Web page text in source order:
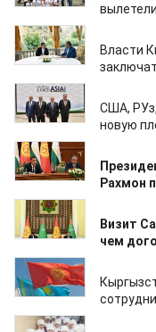
23.07.2021
Власти
16.07.2021
США,
новую
29.06.2021
Рахмон
28.06.2021
Визит
чем
26.06.2021
26.06.2021